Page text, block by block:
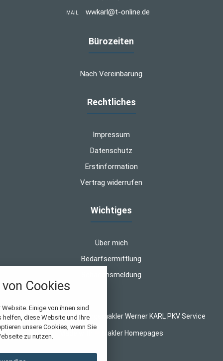
MAIL wwkarl@t-online.de
Bürozeiten
Nach Vereinbarung
Rechtliches
Impressum
Datenschutz
Erstinformation
Vertrag widerrufen
Wichtiges
Über mich
Bedarfsermittlung
Schadensmeldung
© 2026 WK-Versicherungsmakler Werner KARL PKV Service
Makler Homepages
Cookies
Einige von ihnen sind
diese Website und Ihre
unsere Cookies, wenn Sie
zu nutzen.
alle verwendeten Cookies und
folgende Kategorien zu